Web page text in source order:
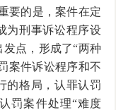
要的是，案件在定
为刑事诉讼程序设
点，形成了“两种
案件诉讼程序和不
的格局，认罪认罚
罚案件处理“难度